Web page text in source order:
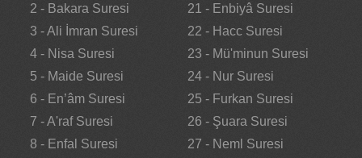
2 - Bakara Suresi
3 - Ali İmran Suresi
4 - Nisa Suresi
5 - Maide Suresi
6 - En’âm Suresi
7 - A'raf Suresi
8 - Enfal Suresi
21 - Enbiyâ Suresi
22 - Hacc Suresi
23 - Mü'minun Suresi
24 - Nur Suresi
25 - Furkan Suresi
26 - Şuara Suresi
27 - Neml Suresi